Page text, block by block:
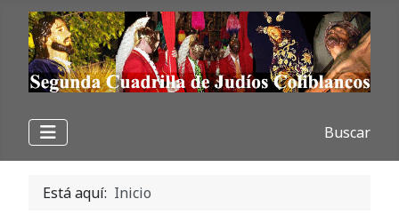
Buscar
Está aquí: Inicio